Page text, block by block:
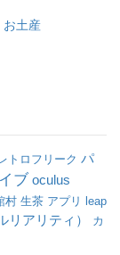
土産
トロフリーク パ
ブ oculus
村 生茶 アプリ
leap
リアリティ）
カ